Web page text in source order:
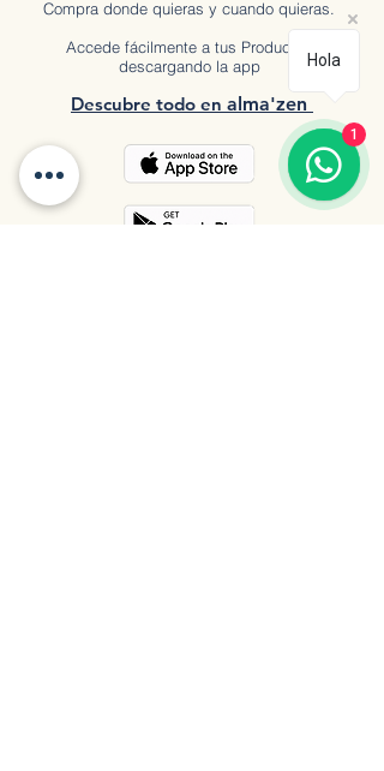
Compra donde quieras y cuando quieras.
Accede fácilmente a tus Productos
descargando la app
Descubre todo en a lma'zen
Hola
1